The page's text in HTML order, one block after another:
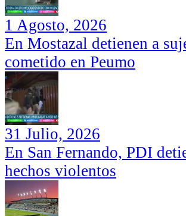
1 Agosto, 2026
En Mostazal detienen a
cometido en Peumo
31 Julio, 2026
En San Fernando, PDI
hechos violentos